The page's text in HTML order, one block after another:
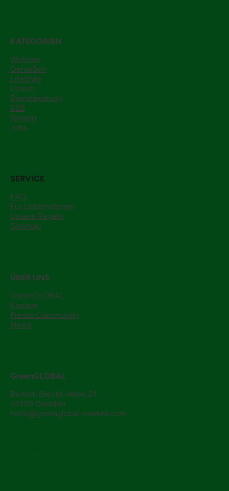
KATEGORIEN
Wohnen
Genießen
Lifestyle
Urlaub
Dienstleistung
B2B
Wissen
Jobs
SERVICE
FAQ
Für Unternehmen
Unsere Regeln
Sitemap
ÜBER UNS
GreenGLOBAL
Karriere
Presse:Community
News
GreenGLOBAL
Bertolt-Brecht-Allee 24
01309 Dresden
hello@greenglobal-market.com